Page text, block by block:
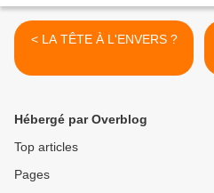
< LA TÊTE À L'ENVERS ?
Hébergé par Overblog
Top articles
Pages